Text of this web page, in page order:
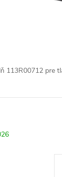
113R00712 pre